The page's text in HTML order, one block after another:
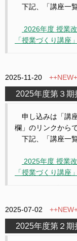
下記、「講座一
2026年度 授業
「授業づくり講座
2025-11-20
2025年度第３期
申し込みは「講
欄」のリンクからで
下記、「講座一
2025年度 授業
「授業づくり講座
2025-07-02
2025年度第２期